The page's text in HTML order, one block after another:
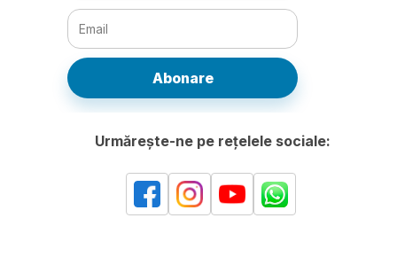
Abonare
Urmărește-ne pe rețelele sociale: